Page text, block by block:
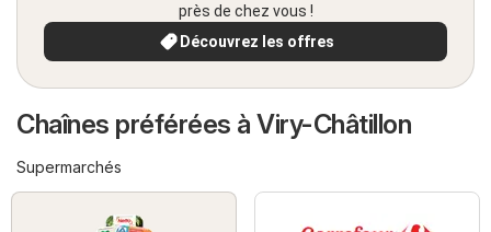
près de chez vous !
Découvrez les offres
Chaînes préférées à Viry-Châtillon
Supermarchés